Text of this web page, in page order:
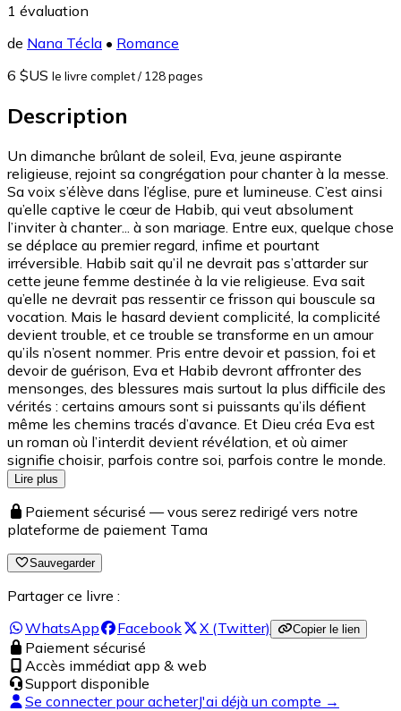
1 évaluation
de Nana Técla • Romance
6 $US le livre complet/ 128 pages
Description
Un dimanche brûlant de soleil, Eva, jeune aspirante
religieuse, rejoint sa congrégation pour chanter à la messe.
Sa voix s’élève dans l’église, pure et lumineuse. C’est ainsi
qu’elle captive le cœur de Habib, qui veut absolument
l’inviter à chanter... à son mariage. Entre eux, quelque chose
se déplace au premier regard, infime et pourtant
irréversible. Habib sait qu’il ne devrait pas s’attarder sur
cette jeune femme destinée à la vie religieuse. Eva sait
qu’elle ne devrait pas ressentir ce frisson qui bouscule sa
vocation. Mais le hasard devient complicité, la complicité
devient trouble, et ce trouble se transforme en un amour
qu’ils n’osent nommer. Pris entre devoir et passion, foi et
devoir de guérison, Eva et Habib devront affronter des
mensonges, des blessures mais surtout la plus difficile des
vérités : certains amours sont si puissants qu’ils défient
même les chemins tracés d’avance. Et Dieu créa Eva est
un roman où l’interdit devient révélation, et où aimer
signifie choisir, parfois contre soi, parfois contre le monde.
Lire plus
Paiement sécurisé — vous serez redirigé vers notre
plateforme de paiement Tama
Sauvegarder
Partager ce livre :
WhatsApp
Facebook X (Twitter) Copier le lien
Paiement sécurisé
Accès immédiat app & web
Support disponible
Se connecter pour acheterJ'ai déjà un compte →